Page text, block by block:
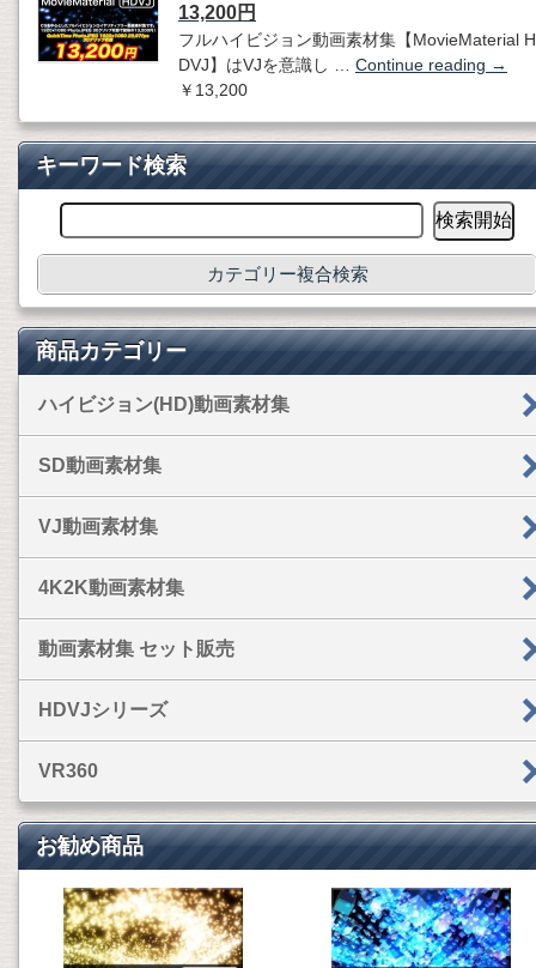
13,200円
フルハイビジョン動画素材集【MovieMaterial H
DVJ】はVJを意識し … Continue reading →
￥13,200
キーワード検索
カテゴリー複合検索
商品カテゴリー
ハイビジョン(HD)動画素材集
SD動画素材集
VJ動画素材集
4K2K動画素材集
動画素材集 セット販売
HDVJシリーズ
VR360
お勧め商品